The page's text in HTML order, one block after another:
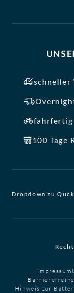
schneller
fahrfertig
100 Tage
Dropdown zu
Impressum
Hinweis zur